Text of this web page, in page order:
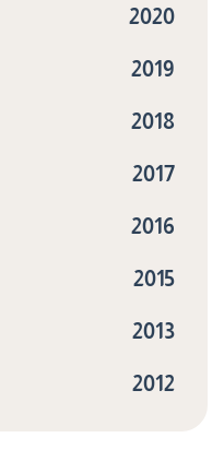
2020
2019
2018
2017
2016
2015
2013
2012